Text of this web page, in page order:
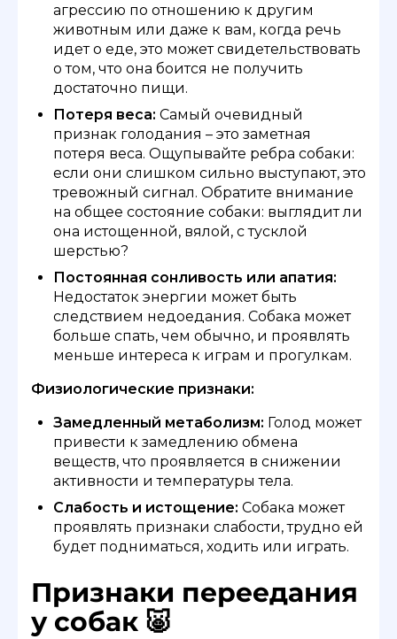
агрессию по отношению к другим
животным или даже к вам, когда речь
идет о еде, это может свидетельствовать
о том, что она боится не получить
достаточно пищи.
Потеря веса: Самый очевидный
признак голодания – это заметная
потеря веса. Ощупывайте ребра собаки:
если они слишком сильно выступают, это
тревожный сигнал. Обратите внимание
на общее состояние собаки: выглядит ли
она истощенной, вялой, с тусклой
шерстью?
Постоянная сонливость или апатия:
Недостаток энергии может быть
следствием недоедания. Собака может
больше спать, чем обычно, и проявлять
меньше интереса к играм и прогулкам.
Физиологические признаки:
Замедленный метаболизм: Голод может
привести к замедлению обмена
веществ, что проявляется в снижении
активности и температуры тела.
Слабость и истощение: Собака может
проявлять признаки слабости, трудно ей
будет подниматься, ходить или играть.
Признаки переедания
у собак 🐷